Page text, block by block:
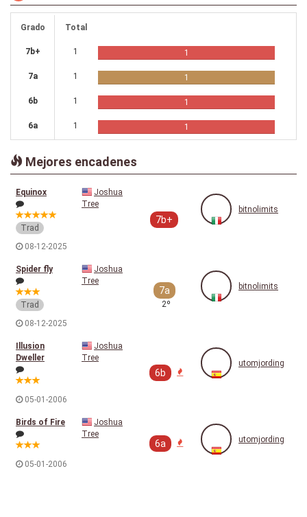
Grado Total
7b+ 1 1
7a 1 1
6b 1 1
6a 1 1
Mejores encadenes
Equinox
Trad
08-12-2025
Joshua
Tree
7b+
bitnolimits
Spider fly
Trad
08-12-2025
Joshua
Tree
7a
2º
bitnolimits
Illusion
Dweller
05-01-2006
Joshua
Tree
6b
utomjording
Birds of Fire
05-01-2006
Joshua
Tree
6a utomjording